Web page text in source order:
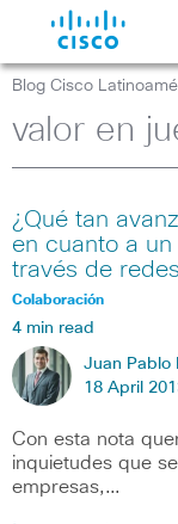
Blog Cisco
valor en
¿Qué tan
en cuanto a
través de
Colaboración
4 min read
Juan Pablo
18 April
Con esta nota
inquietudes que
empresas,…